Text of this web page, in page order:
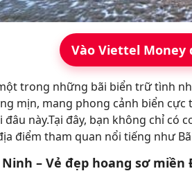
Vào Viettel Money
trong những bãi biển trữ tình
mịn, mang phong cảnh biển
đâu này.Tại đây, bạn không chỉ
điểm tham quan nổi tiếng như
Ninh – Vẻ đẹp hoang sơ miền